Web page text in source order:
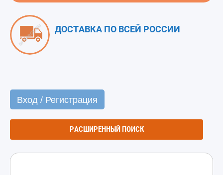
ДОСТАВКА ПО ВСЕЙ РОССИИ
Вход / Регистрация
РАСШИРЕННЫЙ ПОИСК